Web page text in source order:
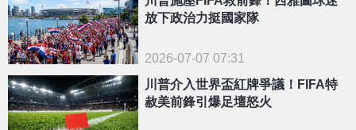
放下政治力挺國家隊
2026-07-07 07:31
川普介入世界盃紅牌爭議！FIFA特
赦美前鋒引爆足壇怒火